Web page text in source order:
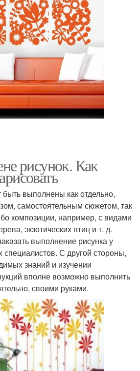
рисунок. Как
быть выполнены как отдельно,
самостоятельным сюжетом, так
композиции, например, с видами
экзотических птиц и т. д.
выполнение рисунка у
С другой стороны,
знаний и изучении
вполне возможно выполнить
своими руками.